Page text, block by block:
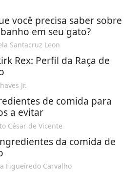
você precisa saber sobre
em seu gato?
Santacruz Leon
Rex: Perfil da Raça de
Jr.
de comida para
a evitar
César de Vicente
da comida de
Figueiredo Carvalho